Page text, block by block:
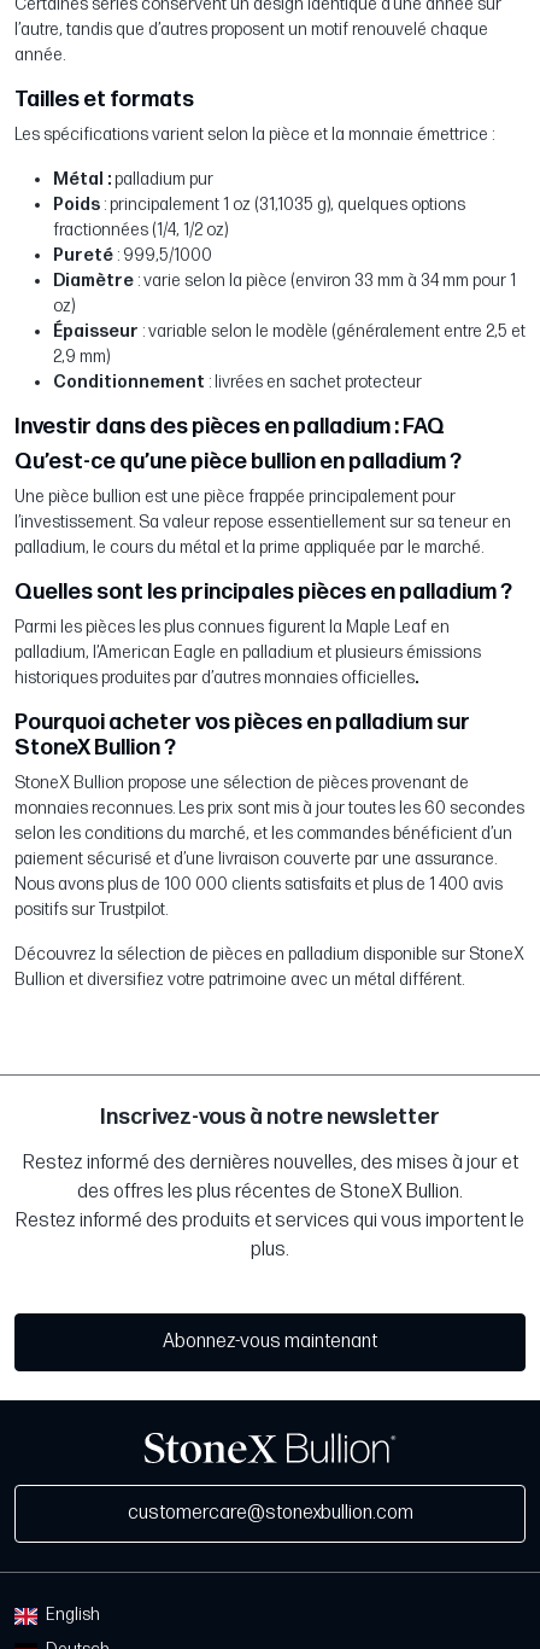
l’autre, tandis que d’autres proposent un motif renouvelé chaque
année.
Tailles et formats
Les spécifications varient selon la pièce et la monnaie émettrice :
Métal :palladium pur
Poids : principalement 1 oz (31,1035 g), quelques options
fractionnées (1/4, 1/2 oz)
Pureté : 999,5/1000
Diamètre : varie selon la pièce (environ 33 mm à 34 mm pour 1
oz)
Épaisseur : variable selon le modèle (généralement entre 2,5 et
2,9 mm)
Conditionnement : livrées en sachet protecteur
Investir dans des pièces en palladium : FAQ
Qu’est-ce qu’une pièce bullion en palladium ?
Une pièce bullion est une pièce frappée principalement pour
l’investissement. Sa valeur repose essentiellement sur sa teneur en
palladium, le cours du métal et la prime appliquée par le marché.
Quelles sont les principales pièces en palladium ?
Parmi les pièces les plus connues figurent la Maple Leaf en
palladium, l’American Eagle en palladium et plusieurs émissions
historiques produites par d’autres monnaies officielles.
Pourquoi acheter vos pièces en palladium sur
StoneX Bullion ?
StoneX Bullion propose une sélection de pièces provenant de
monnaies reconnues. Les prix sont mis à jour toutes les 60 secondes
selon les conditions du marché, et les commandes bénéficient d’un
paiement sécurisé et d’une livraison couverte par une assurance.
Nous avons plus de 100 000 clients satisfaits et plus de 1 400 avis
positifs sur Trustpilot.
Découvrez la sélection de pièces en palladium disponible sur StoneX
Bullion et diversifiez votre patrimoine avec un métal différent.
Inscrivez-vous à notre newsletter
Restez informé des dernières nouvelles, des mises à jour et
des offres les plus récentes de StoneX Bullion.
Restez informé des produits et services qui vous importent le
plus.
Abonnez-vous maintenant
customercare@stonexbullion.com
English